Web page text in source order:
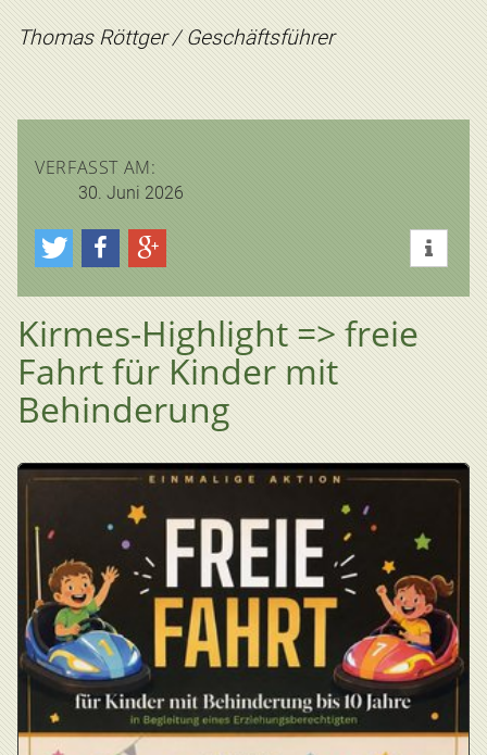
Thomas Röttger / Geschäftsführer
VERFASST AM:
30. Juni 2026
Kirmes-Highlight => freie
Fahrt für Kinder mit
Behinderung